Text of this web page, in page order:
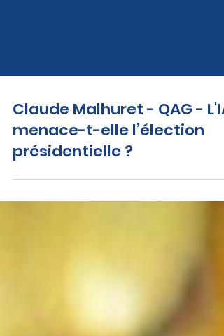
Claude Malhuret - QAG - L'IA
menace-t-elle l’élection
présidentielle ?